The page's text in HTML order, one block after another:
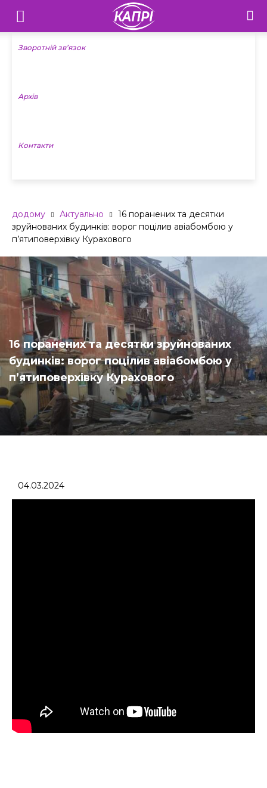
Телебачення
«Капрі»
Новини
Зворотній зв’язок
Архів
Контакти
додому Актуально
16 поранених та десятки
зруйнованих будинків: ворог поцілив авіабомбою у
п’ятиповерхівку Курахового
16 поранених та десятки зруйнованих
будинків: ворог поцілив авіабомбою у
п’ятиповерхівку Курахового
04.03.2024